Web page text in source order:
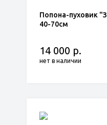
Попона-пуховик
40-70см
14 000 р.
нет в наличии